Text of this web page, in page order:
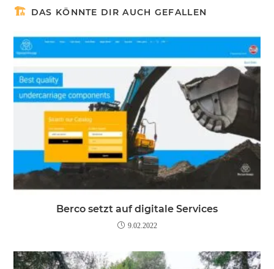
DAS KÖNNTE DIR AUCH GEFALLEN
Berco setzt auf digitale Services
9.02.2022